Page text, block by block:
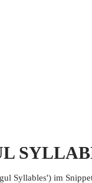
Syllables') im